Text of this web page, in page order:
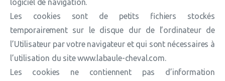
logiciel de navigation.
Les cookies sont de petits fichiers stockés
temporairement sur le disque dur de l’ordinateur de
l’Utilisateur par votre navigateur et qui sont nécessaires à
l’utilisation du site www.labaule-cheval.com.
Les cookies ne contiennent pas d’information